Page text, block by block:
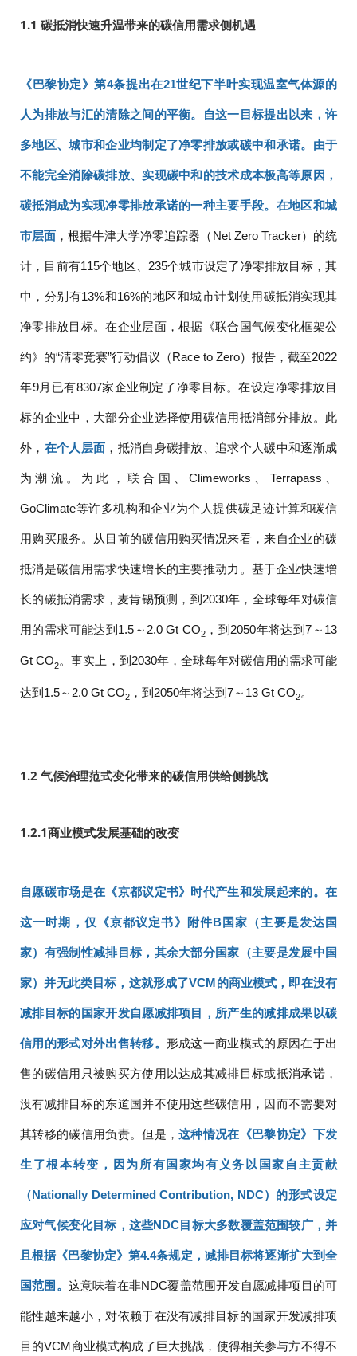
1.1 碳抵消快速升温带来的碳信用需求侧机遇
《巴黎协定》第4条提出在21世纪下半叶实现温室气体源的
人为排放与汇的清除之间的平衡。自这一目标提出以来，许
多地区、城市和企业均制定了净零排放或碳中和承诺。由于
不能完全消除碳排放、实现碳中和的技术成本极高等原因，
碳抵消成为实现净零排放承诺的一种主要手段。 在地区和城
市层面 ，根据牛津大学净零追踪器（Net Zero Tracker）的统
计，目前有115个地区、235个城市设定了净零排放目标，其
中，分别有13%和16%的地区和城市计划使用碳抵消实现其
净零排放目标。在企业层面，根据《联合国气候变化框架公
约》的“清零竞赛”行动倡议（Race to Zero）报告，截至2022
年9月已有8307家企业制定了净零目标。在设定净零排放目
标的企业中，大部分企业选择使用碳信用抵消部分排放。此
外， 在个人层面 ，抵消自身碳排放、追求个人碳中和逐渐成
为潮流。为此，联合国、Climeworks、Terrapass、
GoClimate等许多机构和企业为个人提供碳足迹计算和碳信
用购买服务。从目前的碳信用购买情况来看，来自企业的碳
抵消是碳信用需求快速增长的主要推动力。基于企业快速增
长的碳抵消需求，麦肯锡预测，到2030年，全球每年对碳信
用的需求可能达到1.5～2.0 Gt CO2，到2050年将达到7～13
Gt CO2。事实上，到2030年，全球每年对碳信用的需求可能
达到1.5～2.0 Gt CO2 ，到2050年将达到7～13 Gt CO2。
1.2 气候治理范式变化带来的碳信用供给侧挑战
1.2.1商业模式发展基础的改变
自愿碳市场是在《京都议定书》时代产生和发展起来的。 在
这一时期，仅《京都议定书》附件B国家（主要是发达国
家）有强制性减排目标，其余大部分国家（主要是发展中国
家）并无此类目标，这就形成了VCM的商业模式，即在没有
减排目标的国家开发自愿减排项目，所产生的减排成果以碳
信用的形式对外出售转移。 形成这一商业模式的原因在于出
售的碳信用只被购买方使用以达成其减排目标或抵消承诺，
没有减排目标的东道国并不使用这些碳信用，因而不需要对
其转移的碳信用负责。但是，这种情况在《巴黎协定》下发
生了根本转变，因为所有国家均有义务以国家自主贡献
（Nationally Determined Contribution, NDC）的形式设定
应对气候变化目标，这些NDC目标大多数覆盖范围较广，并
且根据《巴黎协定》第4.4条规定，减排目标将逐渐扩大到全
国范围。 这意味着在非NDC覆盖范围开发自愿减排项目的可
能性越来越小，对依赖于在没有减排目标的国家开发减排项
目的VCM商业模式构成了巨大挑战，使得相关参与方不得不